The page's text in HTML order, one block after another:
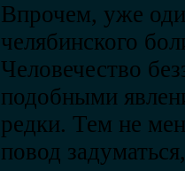
Впрочем, уже
челябинского
Человечество
подобными
редки. Тем не
повод